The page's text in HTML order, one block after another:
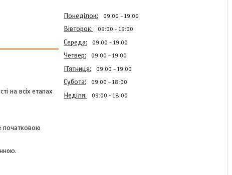
на всіх етапах
початковою
Понеділок 09:00 19:00
Вівторок 09:00 19:00
Середа 09:00 19:00
Четвер 09:00 19:00
Пʼятниця 09:00 19:00
Субота 09:00 18:00
Неділя 09:00 18:00